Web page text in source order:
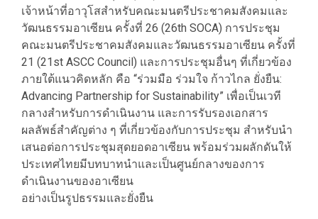
เจ้าหน้าที่อาวุโสสำหรับคณะมนตรีประชาคมสังคมและ
วัฒนธรรมอาเซียน ครั้งที่ 26 (26th SOCA) การประชุม
คณะมนตรีประชาคมสังคมและวัฒนธรรมอาเซียน ครั้งที่
21 (21st ASCC Council) และการประชุมอื่นๆ ที่เกี่ยวข้อง
ภายใต้แนวคิดหลัก คือ “ร่วมมือ ร่วมใจ ก้าวไกล ยั่งยืน:
Advancing Partnership for Sustainability” เพื่อเป็นเวที
กลางสำหรับการดำเนินงาน และการรับรองเอกสาร
ผลลัพธ์สำคัญต่าง ๆ ที่เกี่ยวข้องกับการประชุม สำหรับนำ
เสนอต่อการประชุมสุดยอดอาเซียน พร้อมร่วมผลักดันให้
ประเทศไทยมีบทบาทนำและเป็นศูนย์กลางของการ
ดำเนินงานของอาเซียน
อย่างเป็นรูปธรรมและยั่งยืน